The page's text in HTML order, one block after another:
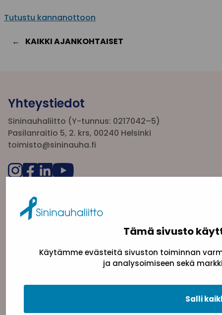
Tämä sivusto
Käytämme evästeitä sivuston toiminnan
ja analysoimiseen sekä
Salli
Tutustu kannanottoon
KAIKKI AJANKOHTAISET
Yhteystiedot
Sininauhaliitto (Y-tunnus: 0217042–5)
Pasilanraitio 5, 2. krs, 00240 Helsinki
toimisto@sininauha.fi
Evästeseloste